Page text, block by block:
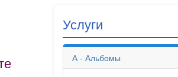
Услуги
А - Альбомы